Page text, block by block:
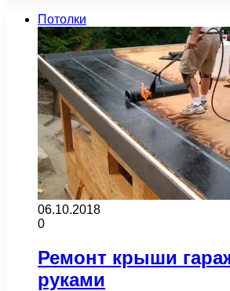
Потолки
06.10.2018
0
Ремонт крыши
руками